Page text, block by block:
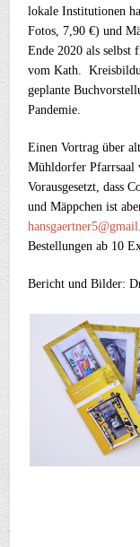
lokale Institutionen
Fotos, 7,90 €) und
Ende 2020 als selbst
vom Kath.
geplante
Pandemie.
Einen Vortrag über
Mühldorfer Pfarrsaal
Vorausgesetzt, dass
und Mäppchen ist
Bestellungen ab 10
Bericht und Bilder: